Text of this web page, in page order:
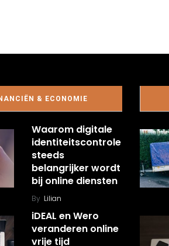
& ECONOMIE
Waarom digitale
identiteitscontrole
steeds
belangrijker wordt
bij online diensten
By Lilian
iDEAL en Wero
veranderen online
vrije tijd